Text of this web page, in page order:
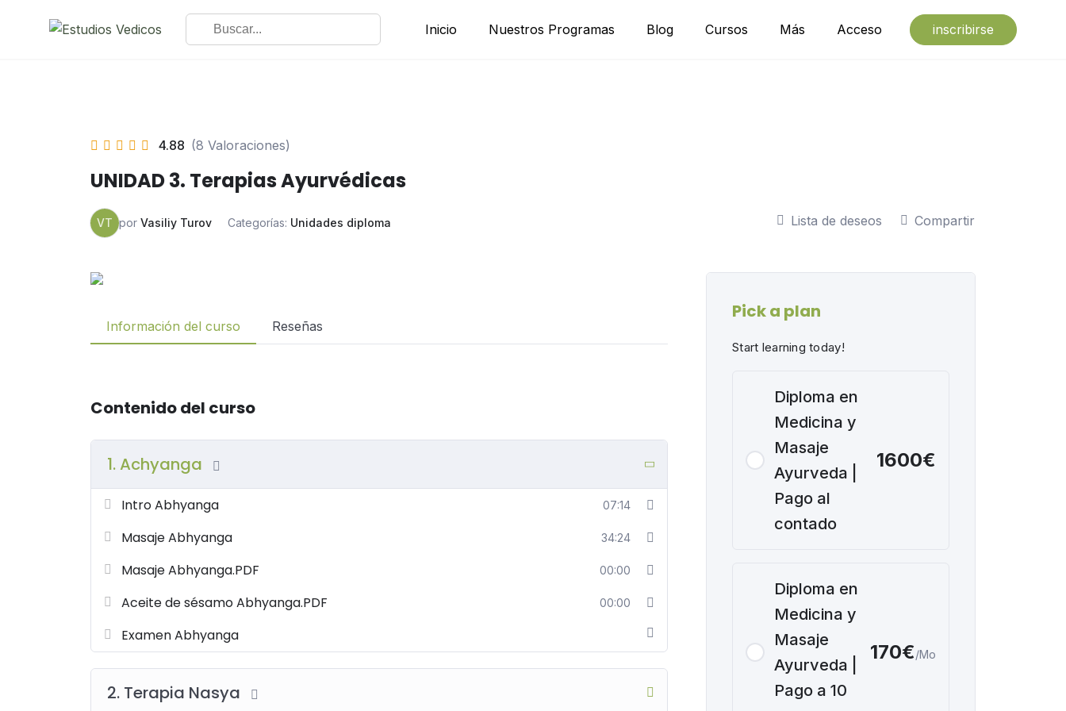
Inicio Nuestros Programas Blog Cursos Más Acceso inscribirse
4.88 (8 Valoraciones)
UNIDAD 3. Terapias Ayurvédicas
VT por Vasiliy Turov Categorías: Unidades diploma Lista de deseos Compartir
Información del curso Reseñas
Contenido del curso
1. Achyanga
Intro Abhyanga 07:14
Masaje Abhyanga 34:24
Masaje Abhyanga.PDF 00:00
Aceite de sésamo Abhyanga.PDF 00:00
Examen Abhyanga
2. Terapia Nasya
Pick a plan
Start learning today!
Diploma en
Medicina y
Masaje
Ayurveda |
Pago al
contado
1600€
Diploma en
Medicina y
Masaje
Ayurveda |
Pago a 10
170€/Mo